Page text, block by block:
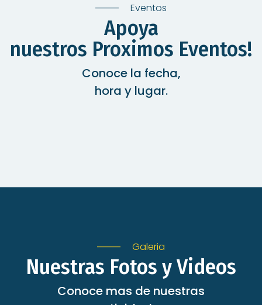
Eventos
Apoya
nuestros Proximos Eventos!
Conoce la fecha,
hora y lugar.
Galeria
Nuestras Fotos y Videos
Conoce mas de nuestras